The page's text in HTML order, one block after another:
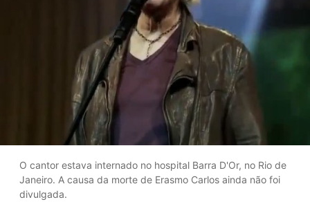
O cantor estava internado no hospital Barra D'Or, no Rio de
Janeiro. A causa da morte de Erasmo Carlos ainda não foi
divulgada.